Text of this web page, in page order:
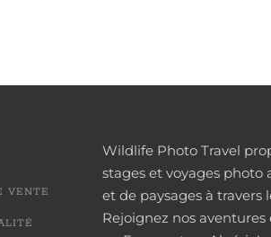
VENTE
Wildlife Photo Travel
stages et voyages photo
et de paysages à travers
Rejoignez nos aventures